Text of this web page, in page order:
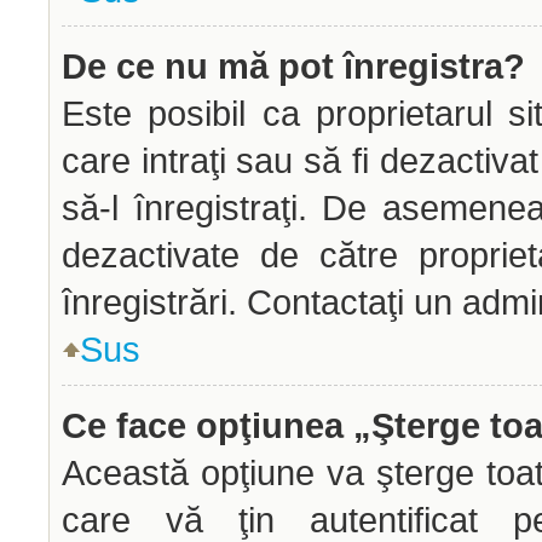
De ce nu mă pot înregistra?
Este posibil ca proprietarul
care intraţi sau să fi
să-l înregistraţi. De
dezactivate de către
înregistrări. Contactaţi un
Sus
Ce face opţiunea „Şterge
Această opţiune va şterge
care vă ţin autentificat